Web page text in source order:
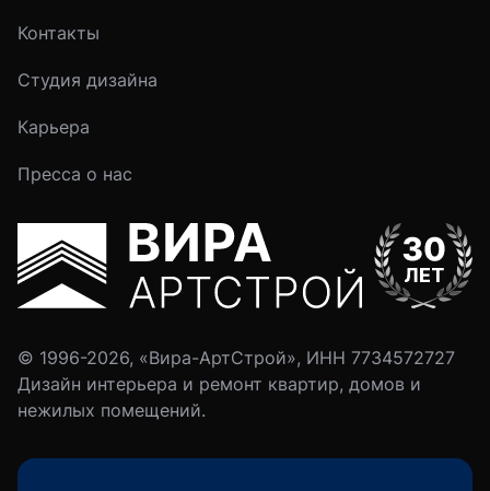
Контакты
Студия дизайна
Карьера
Пресса о нас
© 1996-2026, «Вира-АртСтрой», ИНН 7734572727
Дизайн интерьера и ремонт квартир, домов и
нежилых помещений.